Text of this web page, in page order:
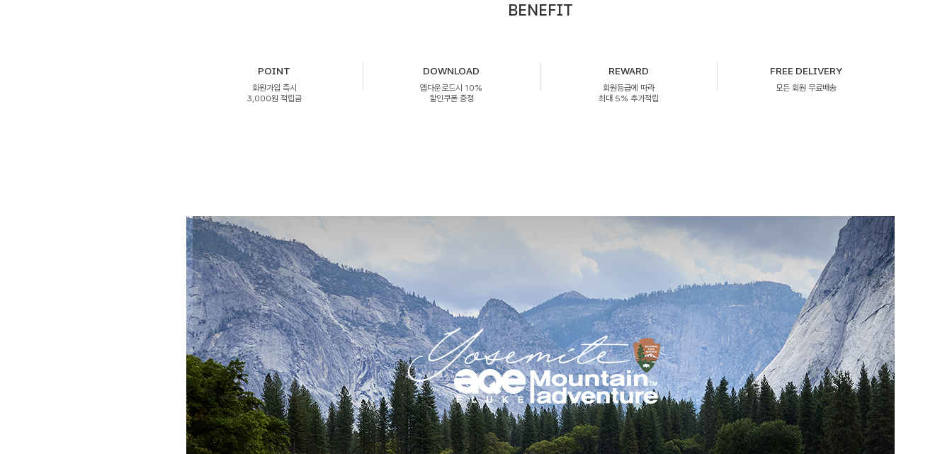
BENEFIT
POINT
회원가입 즉시
3,000원 적립금
DOWNLOAD
앱다운로드시 10%
할인쿠폰 증정
REWARD
회원등급에 따라
최대 5% 추가적립
FREE DELIVERY
모든 회원 무료배송